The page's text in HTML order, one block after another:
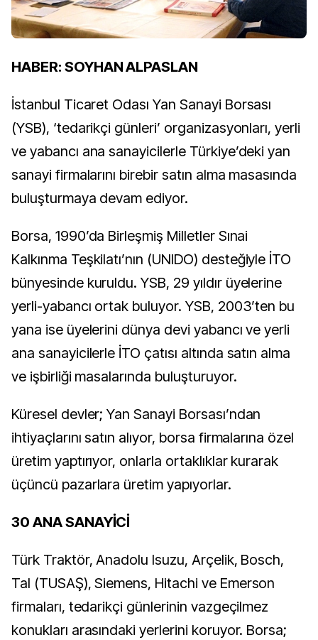
HABER: SOYHAN ALPASLAN
İstanbul Ticaret Odası Yan Sanayi Borsası
(YSB), ‘tedarikçi günleri’ organizasyonları, yerli
ve yabancı ana sanayicilerle Türkiye’deki yan
sanayi firmalarını birebir satın alma masasında
buluşturmaya devam ediyor.
Borsa, 1990’da Birleşmiş Milletler Sınai
Kalkınma Teşkilatı’nın (UNIDO) desteğiyle İTO
bünyesinde kuruldu. YSB, 29 yıldır üyelerine
yerli-yabancı ortak buluyor. YSB, 2003’ten bu
yana ise üyelerini dünya devi yabancı ve yerli
ana sanayicilerle İTO çatısı altında satın alma
ve işbirliği masalarında buluşturuyor.
Küresel devler; Yan Sanayi Borsası’ndan
ihtiyaçlarını satın alıyor, borsa firmalarına özel
üretim yaptırıyor, onlarla ortaklıklar kurarak
üçüncü pazarlara üretim yapıyorlar.
30 ANA SANAYİCİ
Türk Traktör, Anadolu Isuzu, Arçelik, Bosch,
TaI (TUSAŞ), Siemens, Hitachi ve Emerson
firmaları, tedarikçi günlerinin vazgeçilmez
konukları arasındaki yerlerini koruyor. Borsa;